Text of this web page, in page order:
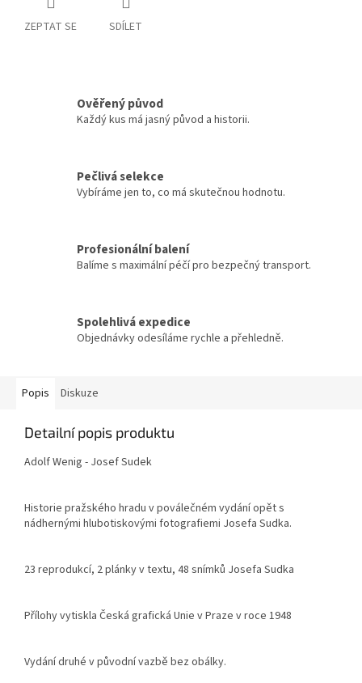
ZEPTAT SE SDÍLET
Ověřený původ
Každý kus má jasný původ a historii.
Pečlivá selekce
Vybíráme jen to, co má skutečnou hodnotu.
Profesionální balení
Balíme s maximální péčí pro bezpečný transport.
Spolehlivá expedice
Objednávky odesíláme rychle a přehledně.
Popis Diskuze
Detailní popis produktu
Adolf Wenig - Josef Sudek
Historie pražského hradu v poválečném vydání opět s
nádhernými hlubotiskovými fotografiemi Josefa Sudka.
23 reprodukcí, 2 plánky v textu, 48 snímků Josefa Sudka
Přílohy vytiskla Česká grafická Unie v Praze v roce 1948
Vydání druhé v původní vazbě bez obálky.